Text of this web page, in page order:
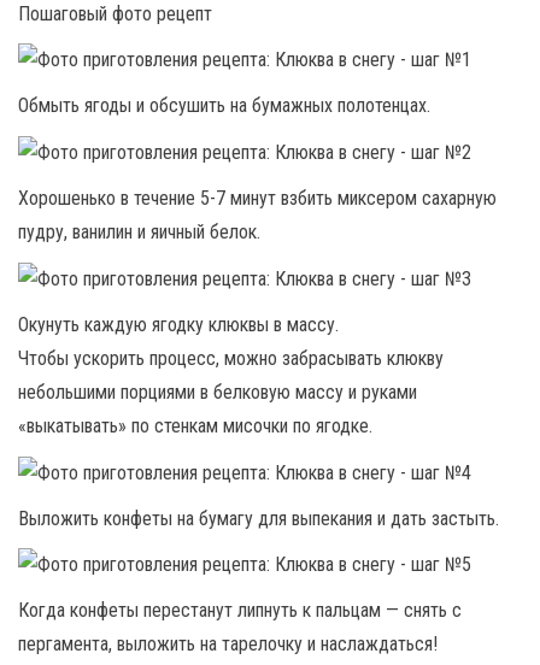
Пошаговый фото рецепт
Обмыть ягоды и обсушить на бумажных полотенцах.
Хорошенько в течение 5-7 минут взбить миксером сахарную
пудру, ванилин и яичный белок.
Окунуть каждую ягодку клюквы в массу.
Чтобы ускорить процесс, можно забрасывать клюкву
небольшими порциями в белковую массу и руками
«выкатывать» по стенкам мисочки по ягодке.
Выложить конфеты на бумагу для выпекания и дать застыть.
Когда конфеты перестанут липнуть к пальцам — снять с
пергамента, выложить на тарелочку и наслаждаться!